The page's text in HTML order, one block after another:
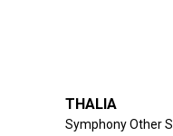
THALIA